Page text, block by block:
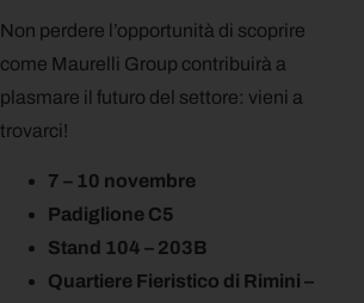
Non perdere l’opportunità di scoprire
come Maurelli Group contribuirà a
plasmare il futuro del settore: vieni a
trovarci!
7 – 10 novembre
Padiglione C5
Stand 104 – 203B
Quartiere Fieristico di Rimini –